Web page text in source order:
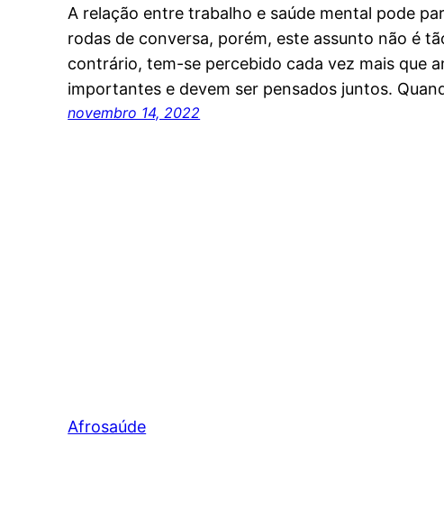
A relação entre trabalho e saúde mental pode
rodas de conversa, porém, este assunto não é
contrário, tem-se percebido cada vez mais que
importantes e devem ser pensados juntos.
novembro 14, 2022
Afrosaúde